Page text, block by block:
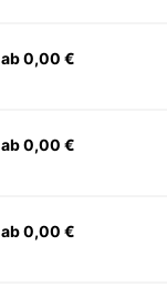
ab 0,00 €
ab 0,00 €
ab 0,00 €